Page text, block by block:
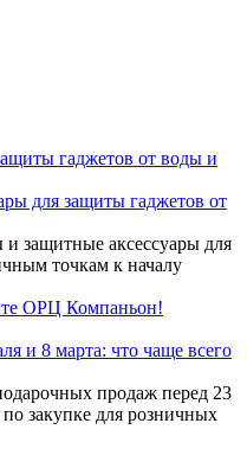
для защиты гаджетов от
защитные аксессуары для
точкам к началу
OРЦ Компаньон!
и 8 марта: что чаще всего
продаж перед 23
закупке для розничных